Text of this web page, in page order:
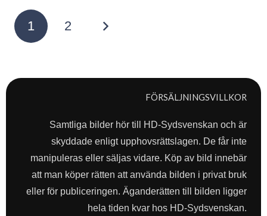
Sidnumrering
för
inlägg
1 2
FÖRSÄLJNINGSVILLKOR
Samtliga bilder hör till HD-Sydsvenskan och är
skyddade enligt upphovsrättslagen. De får inte
manipuleras eller säljas vidare. Köp av bild innebär
att man köper rätten att använda bilden i privat bruk
eller för publiceringen. Äganderätten till bilden ligger
hela tiden kvar hos HD-Sydsvenskan.